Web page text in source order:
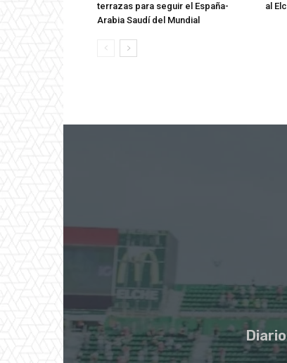
terrazas para seguir el España-
Arabia Saudí del Mundial
al